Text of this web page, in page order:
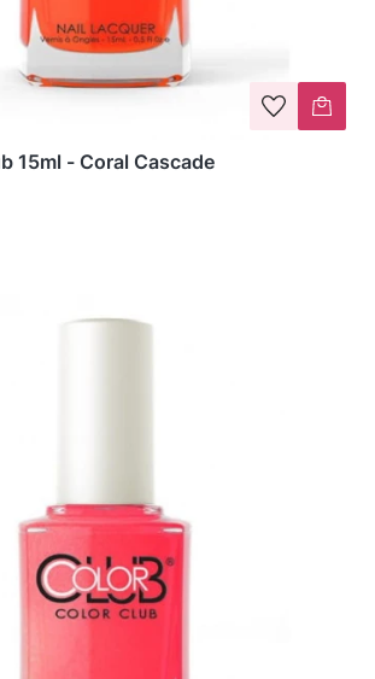
15ml - Coral Cascade